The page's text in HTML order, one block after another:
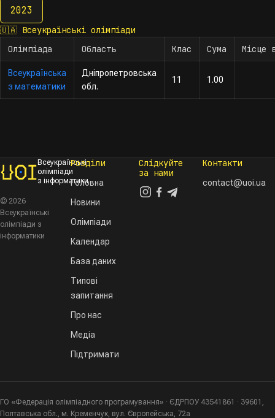
2023
2023
🇺🇦 Всеукраїнські олімпіади
Олімпіада
Область Клас Сума Місце
Всеукраїнська
з математики
Дніпропетровська
обл.
11 1.00
Всеукраїнські
олімпіади
з інформатики
© 2026
Всеукраїнські
олімпіади з
інформатики
Розділи
Головна
Новини
Олімпіади
Календар
База даних
Типові
запитання
Про нас
Медіа
Підтримати
Слідкуйте
за нами
Контакти
contact@uoi.ua
ГО «Федерація олімпіадного програмування» · ЄДРПОУ 43541861 · 39601,
Полтавська обл., м. Кременчук, вул. Європейська, 72а